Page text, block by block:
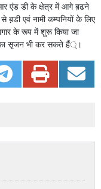
आर एंड डी के क्षेत्र में आगे ब़ढने
एवं नामी कम्पनियों के लिए
के रूप में शुरू किया जा
का सृजन भी कर सकते हैं्।